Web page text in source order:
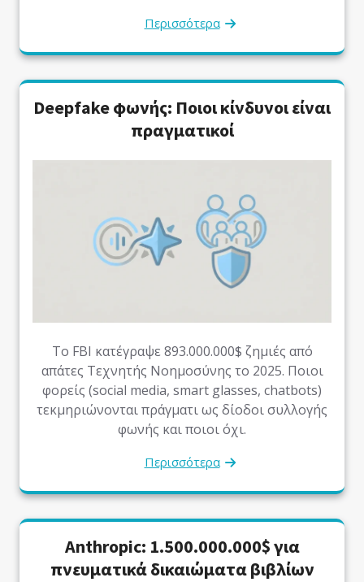
Περισσότερα
Deepfake φωνής: Ποιοι κίνδυνοι είναι
πραγματικοί
Το FBI κατέγραψε 893.000.000$ ζημιές από
απάτες Τεχνητής Νοημοσύνης το 2025. Ποιοι
φορείς (social media, smart glasses, chatbots)
τεκμηριώνονται πράγματι ως δίοδοι συλλογής
φωνής και ποιοι όχι.
Περισσότερα
Anthropic: 1.500.000.000$ για
πνευματικά δικαιώματα βιβλίων